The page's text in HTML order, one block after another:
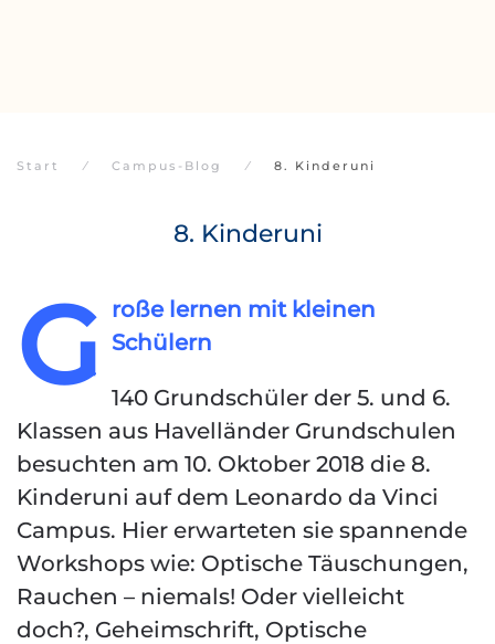
Start Campus-Blog 8. Kinderuni
8. Kinderuni
G roße lernen mit kleinen
Schülern
140 Grundschüler der 5. und 6.
Klassen aus Havelländer Grundschulen
besuchten am 10. Oktober 2018 die 8.
Kinderuni auf dem Leonardo da Vinci
Campus. Hier erwarteten sie spannende
Workshops wie: Optische Täuschungen,
Rauchen – niemals! Oder vielleicht
doch?, Geheimschrift, Optische